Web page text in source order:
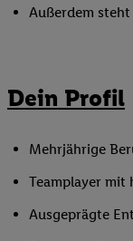
Außerdem
Dein Profil
Mehrjährige
Teamplayer
Ausgeprägte